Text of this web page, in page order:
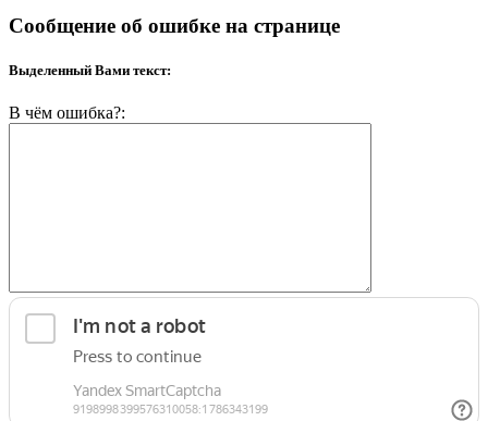
Сообщение об ошибке на странице
Выделенный Вами текст:
В чём ошибка?: